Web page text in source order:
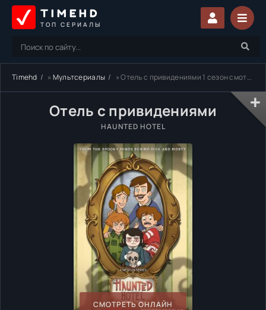
TIMEHD
ТОП СЕРИАЛЫ
Timehd »Мультсериалы » Отель с привидениями 1 сезон смотреть онлайн бесплатно
Отель с привидениями
HAUNTED HOTEL
СМОТРЕТЬ ОНЛАЙН